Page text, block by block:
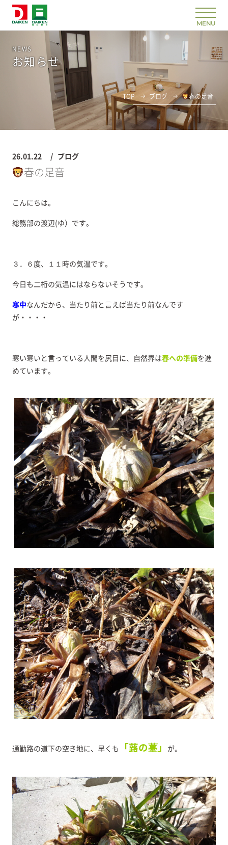
NEWS
お知らせ
TOP ブログ 春の足音
26.01.22 ブログ
春の足音
こんにちは。
総務部の渡辺(ゆ）です。
３．６度、１１時の気温です。
今日も二桁の気温にはならないそうです。
寒中なんだから、当たり前と言えば当たり前なんです
が・・・・
寒い寒いと言っている人間を尻目に、自然界は春への準備を進
めています。
通勤路の道下の空き地に、早くも 「蕗の薹」 が。